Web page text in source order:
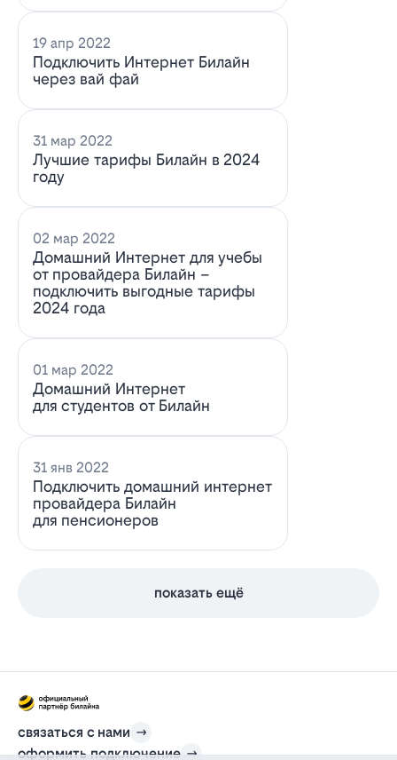
19 апр 2022
Подключить Интернет Билайн
через вай фай
31 мар 2022
Лучшие тарифы Билайн в 2024
году
02 мар 2022
Домашний Интернет для учебы
от провайдера Билайн –
подключить выгодные тарифы
2024 года
01 мар 2022
Домашний Интернет
для студентов от Билайн
31 янв 2022
Подключить домашний интернет
провайдера Билайн
для пенсионеров
показать ещё
связаться с нами
оформить подключение